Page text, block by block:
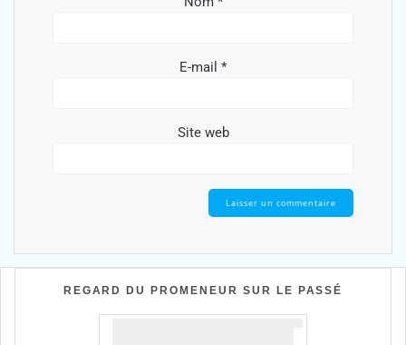
E-mail *
Site web
REGARD DU PROMENEUR SUR LE PASSÉ